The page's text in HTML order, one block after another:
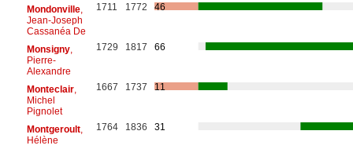
Mondonville,
Jean-Joseph
Cassanéa De
1711 1772 46
Monsigny,
Pierre-
Alexandre
1729 1817 66
Monteclair,
Michel
Pignolet
1667 1737 11
Montgeroult,
Hélène
1764 1836 31